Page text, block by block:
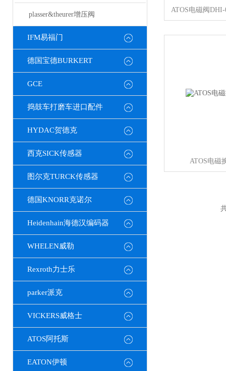
plasser&theurer增压阀
IFM易福门
德国宝德BURKERT
GCE
捣鼓车打磨车进口配件
HYDAC贺德克
西克SICK传感器
图尔克TURCK传感器
德国KNORR克诺尔
Heidenhain海德汉编码器
WHELEN威勒
Rexroth力士乐
parker派克
VICKERS威格士
ATOS阿托斯
EATON伊顿
ATOS电磁